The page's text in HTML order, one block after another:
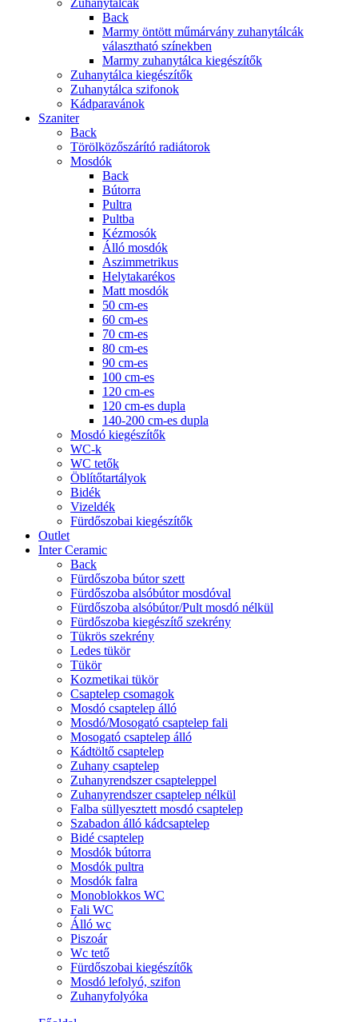
Zuhanytálcák
Back
Marmy öntött műmárvány zuhanytálcák
választható színekben
Marmy zuhanytálca kiegészítők
Zuhanytálca kiegészítők
Zuhanytálca szifonok
Kádparavánok
Szaniter
Back
Törölközőszárító radiátorok
Mosdók
Back
Bútorra
Pultra
Pultba
Kézmosók
Álló mosdók
Aszimmetrikus
Helytakarékos
Matt mosdók
50 cm-es
60 cm-es
70 cm-es
80 cm-es
90 cm-es
100 cm-es
120 cm-es
120 cm-es dupla
140-200 cm-es dupla
Mosdó kiegészítők
WC-k
WC tetők
Öblítőtartályok
Bidék
Vizeldék
Fürdőszobai kiegészítők
Outlet
Inter Ceramic
Back
Fürdőszoba bútor szett
Fürdőszoba alsóbútor mosdóval
Fürdőszoba alsóbútor/Pult mosdó nélkül
Fürdőszoba kiegészítő szekrény
Tükrös szekrény
Ledes tükör
Tükör
Kozmetikai tükör
Csaptelep csomagok
Mosdó csaptelep álló
Mosdó/Mosogató csaptelep fali
Mosogató csaptelep álló
Kádtöltő csaptelep
Zuhany csaptelep
Zuhanyrendszer csapteleppel
Zuhanyrendszer csaptelep nélkül
Falba süllyesztett mosdó csaptelep
Szabadon álló kádcsaptelep
Bidé csaptelep
Mosdók bútorra
Mosdók pultra
Mosdók falra
Monoblokkos WC
Fali WC
Álló wc
Piszoár
Wc tető
Fürdőszobai kiegészítők
Mosdó lefolyó, szifon
Zuhanyfolyóka